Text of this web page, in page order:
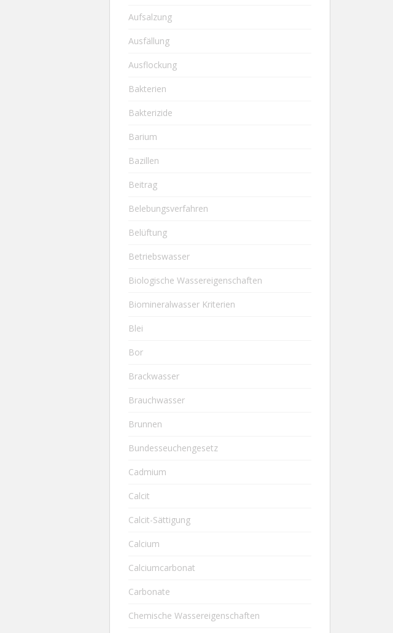
Aufsalzung
Ausfällung
Ausflockung
Bakterien
Bakterizide
Barium
Bazillen
Beitrag
Belebungsverfahren
Belüftung
Betriebswasser
Biologische Wassereigenschaften
Biomineralwasser Kriterien
Blei
Bor
Brackwasser
Brauchwasser
Brunnen
Bundesseuchengesetz
Cadmium
Calcit
Calcit-Sättigung
Calcium
Calciumcarbonat
Carbonate
Chemische Wassereigenschaften